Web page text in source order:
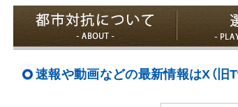
速報や動画などの最新情報はX（旧